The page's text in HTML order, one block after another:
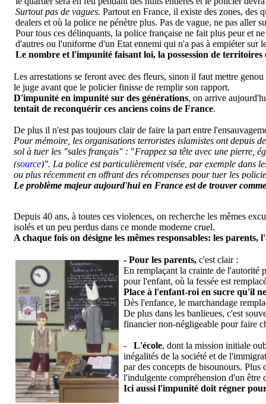
Surtout pas de vagues. Partout en France, il existe des zones, des
dealers et où la police ne pénètre plus. Pas de vague, ne pas aller
Pour tous ces délinquants, la police française ne fait plus peur et
d'autres ou l'uniforme d'un Etat ennemi qui n'a pas à empiéter sur
Le nombre et l'impunité faisant loi, la possession de
Les arrestations se feront avec des fleurs, sinon il faut mettre
le juge avant que le policier finisse de remplir son rapport.
D'impunité en impunité sur des générations, on arrive
tentait de reconquérir ces anciens coins de France.
De plus il n'est pas toujours clair de faire la part entre
Pour mémoire, les organisations terroristes islamistes ont depuis
sol à tuer les "sales français" : "Frappez sa tête avec une pierre,
(source)". La police est particulièrement visée, par exemple dans
ou plus récemmenten offrant des récompenses pour tuer les
Le problème majeur aujourd'hui en France est de trouver
Depuis 40 ans, à toutes ces violences, on recherche les mêmes
isolés et un peu perdus dans ce monde moderne cruel.
A chaque fois on désigne les mêmes responsables: les parents,
- Pour les parents, c'est clair :
En remplaçant la crainte de l'autorité
pour l'enfant, où la fessée est
Place à l'enfant-roi en sucre qu'il
Dès l'enfance, le marchandage
De plus dans les banlieues, c'est
financier non-négligeable pour faire
- L'école, dont la mission initiale
inégalités de la société et de
par des concepts de bisounours. Plus
l'indulgente compréhension d'un être
Ici aussi l'impunité doit régner